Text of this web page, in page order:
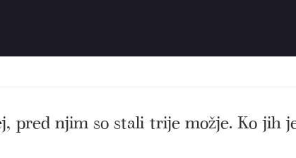
pred njim so stali trije možje. Ko jih